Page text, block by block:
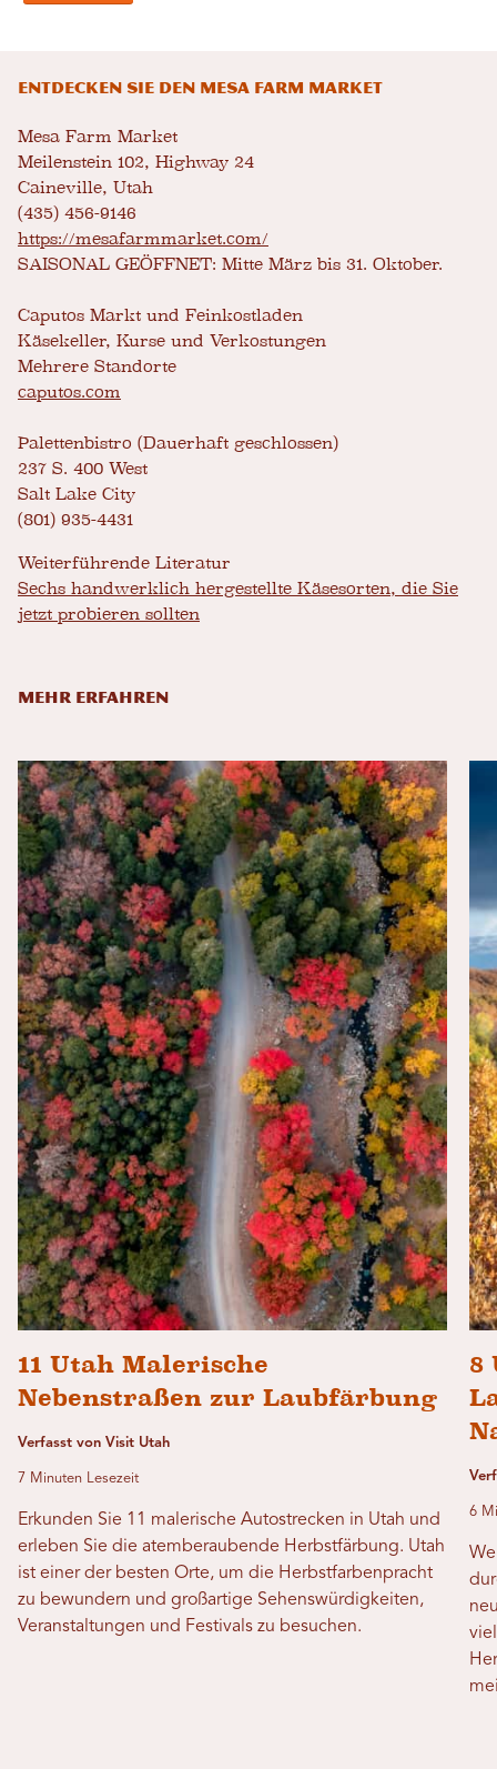
ENTDECKEN SIE DEN MESA FARM MARKET
Mesa Farm Market
Meilenstein 102, Highway 24
Caineville, Utah
(435) 456-9146
https://mesafarmmarket.com/
SAISONAL GEÖFFNET: Mitte März bis 31. Oktober.
Caputos Markt und Feinkostladen
Käsekeller, Kurse und Verkostungen
Mehrere Standorte
caputos.com
Palettenbistro (Dauerhaft geschlossen)
237 S. 400 West
Salt Lake City
(801) 935-4431
Weiterführende Literatur
Sechs handwerklich hergestellte Käsesorten, die Sie
jetzt probieren sollten
MEHR ERFAHREN
11 Utah Malerische
Nebenstraßen zur Laubfärbung
Verfasst von Visit Utah
7 Minuten Lesezeit
Erkunden Sie 11 malerische Autostrecken in Utah und
erleben Sie die atemberaubende Herbstfärbung. Utah
ist einer der besten Orte, um die Herbstfarbenpracht
zu bewundern und großartige Sehenswürdigkeiten,
Veranstaltungen und Festivals zu besuchen.
8
6